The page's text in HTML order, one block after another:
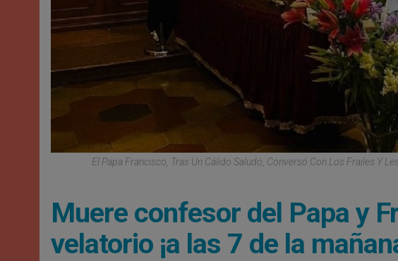
El Papa Francisco, Tras Un Cálido Saludo, Conversó Con Los Frailes Y
Muere confesor del Papa y
velatorio ¡a las 7 de la